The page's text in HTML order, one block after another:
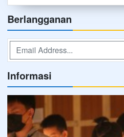
Berlangganan
Informasi